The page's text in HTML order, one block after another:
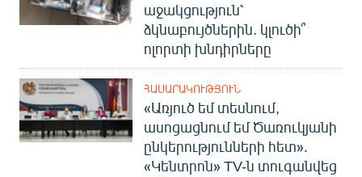
«Ազատության» բոլոր կայքերը
աջակցություն՝
ձկնաբույծներին. կլուծի՞
ոլորտի խնդիրները
ՀԱՍԱՐԱԿՈՒԹՅՈՒՆ
«Առյուծ եմ տեսնում,
ասոցացնում եմ Ծառուկյանի
ընկերությունների հետ».
«Կենտրոն» TV-ն տուգանվեց